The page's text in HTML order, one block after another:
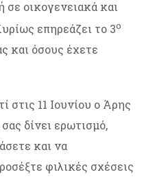
σε οικογενειακά και
επηρεάζει το 3ο
και όσους έχετε
στις 11 Ιουνίου ο Άρης
δίνει ερωτισμό,
και να
φιλικές σχέσεις